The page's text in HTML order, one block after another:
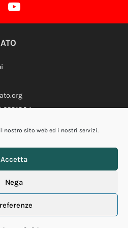
nostro sito web ed i nostri servizi.
Accetta
Nega
Profilo Youtube